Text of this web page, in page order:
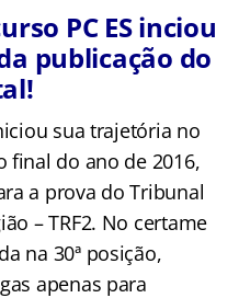
PC ES inciou
publicação do
sua trajetória no
final do ano de 2016,
a prova do Tribunal
– TRF2. No certame
na 30ª posição,
apenas para